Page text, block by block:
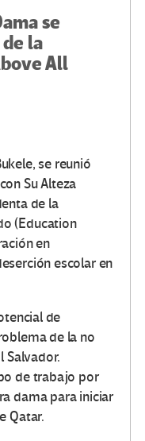
se
la
All
se reunió
Su Alteza
de la
(Education
en
escolar en
de
de la no
Salvador.
de trabajo por
dama para iniciar
Qatar.